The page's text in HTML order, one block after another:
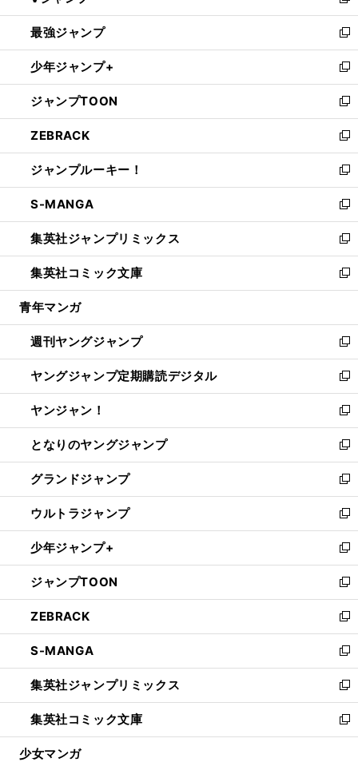
ン
ド
ウ
で
開
く
ウ
ィ
ン
ド
ウ
で
開
く
し
い
ウ
ィ
ン
ド
ウ
で
開
く
最強ジャンプ
新
し
い
ウ
ィ
ン
ド
ウ
で
開
く
少年ジャンプ+
新
し
い
ウ
ィ
ン
ド
ウ
で
開
く
ジャンプTOON
新
し
い
ウ
ィ
ン
ド
ウ
で
開
く
ZEBRACK
新
し
い
ウ
ィ
ン
ド
ウ
で
開
ジャンプルーキー！
新
し
い
ウ
ィ
ン
ド
ウ
開
く
S-MANGA
新
し
い
ウ
ィ
ン
ウ
で
開
く
集英社ジャンプリミックス
新
し
い
ウ
ン
ド
ウ
で
開
く
集英社コミック文庫
新
し
ウ
ィ
ン
ド
ウ
で
開
く
青年マンガ
週刊ヤングジャンプ
新
し
い
ウ
ィ
ン
ド
ウ
で
開
く
ヤングジャンプ定期購読デジタル
新
し
い
ウ
ィ
ン
ド
ウ
で
開
く
ヤンジャン！
新
し
い
ウ
ィ
ン
ド
ウ
で
開
く
となりのヤングジャンプ
新
し
い
ウ
ィ
ン
ド
ウ
で
開
く
グランドジャンプ
新
し
い
ウ
ィ
ン
ド
ウ
で
開
く
ウルトラジャンプ
新
し
い
ウ
ィ
ン
ド
ウ
で
開
く
少年ジャンプ+
新
し
い
ウ
ィ
ン
ド
ウ
で
開
く
ジャンプTOON
新
し
い
ウ
ィ
ン
ド
ウ
で
開
ZEBRACK
新
し
い
ウ
ィ
ン
ド
ウ
S-MANGA
新
し
い
ウ
ィ
ン
集英社ジャンプリミックス
新
し
い
ウ
集英社コミック文庫
新
し
少女マンガ